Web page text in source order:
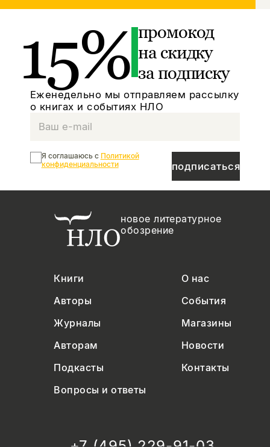
15% промокод
на скидку
за подписку
Еженедельно мы отправляем рассылку
о книгах и событиях НЛО
подписаться
Я соглашаюсь с Политикой
конфиденциальности
новое литературное
обозрение
Книги
О нас
Авторы
События
Журналы
Магазины
Авторам
Новости
Подкасты
Контакты
Вопросы и ответы